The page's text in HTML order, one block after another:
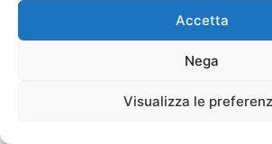
Accetta
Nega
Visualizza le